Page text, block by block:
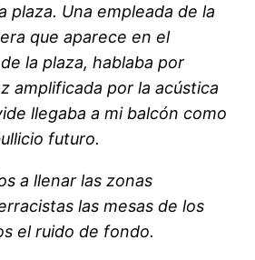
plaza. Una empleada de la
que aparece en el
la plaza, hablaba por
amplificada por la acústica
llegaba a mi balcón como
futuro.
a llenar las zonas
las mesas de los
el ruido de fondo.